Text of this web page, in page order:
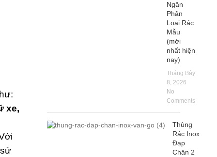
xe,
Ngăn
Phân
Loại Rác
Mẫu
(mới
nhất hiện
nay)
Tháng Bảy
8, 2026
No
Comments
Thùng
Rác Inox
Đạp
Chân 2